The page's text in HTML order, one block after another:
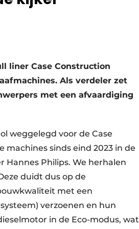
liner Case Construction
Als verdeler zet
met een afvaardiging
weggelegd voor de Case
machines sinds eind 2023 in de
Hannes Philips. We herhalen
duidt dus op de
met een
verzoenen en hun
in de Eco-modus, wat